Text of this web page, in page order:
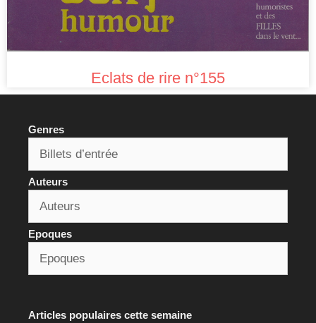
Eclats de rire n°155
Genres
Auteurs
Epoques
Articles populaires cette semaine